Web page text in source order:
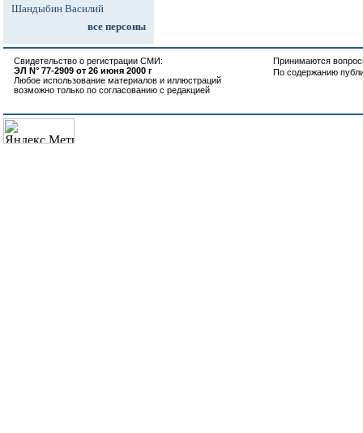
Шандыбин Василий
все персоны
Свидетельство о регистрации СМИ:
ЭЛ N° 77-2909 от 26 июня 2000 г
Любое использование материалов и иллюстраций
возможно только по согласованию с редакцией
Принимаются
По содержанию